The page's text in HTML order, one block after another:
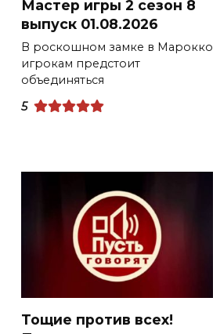
Мастер игры 2 сезон 8
выпуск 01.08.2026
В роскошном замке в Марокко
игрокам предстоит
объединяться
5
Тощие против всех!